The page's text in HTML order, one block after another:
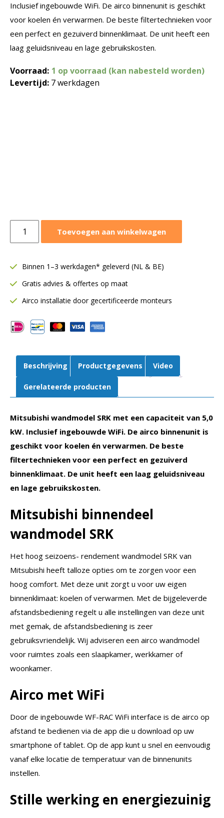
Inclusief ingebouwde WiFi. De airco binnenunit is geschikt
voor koelen én verwarmen. De beste filtertechnieken voor
een perfect en gezuiverd binnenklimaat. De unit heeft een
laag geluidsniveau en lage gebruikskosten.
Voorraad: 1 op voorraad (kan nabesteld worden)
Levertijd: 7 werkdagen
wandmodel
5,0
|
WiFi
Binnendeel
|
WF
aantal
Toevoegen aan winkelwagen
Binnen 1–3 werkdagen* geleverd (NL & BE)
Gratis advies & offertes op maat
Airco installatie door gecertificeerde monteurs
Beschrijving Productgegevens Video
Gerelateerde producten
Mitsubishi wandmodel SRK met een capaciteit van 5,0
kW. Inclusief ingebouwde WiFi. De airco binnenunit is
geschikt voor koelen én verwarmen. De beste
filtertechnieken voor een perfect en gezuiverd
binnenklimaat. De unit heeft een laag geluidsniveau
en lage gebruikskosten.
Mitsubishi binnendeel
wandmodel SRK
Het hoog seizoens- rendement wandmodel SRK van
Mitsubishi heeft talloze opties om te zorgen voor een
hoog comfort. Met deze unit zorgt u voor uw eigen
binnenklimaat: koelen of verwarmen. Met de bijgeleverde
afstandsbediening regelt u alle instellingen van deze unit
met gemak, de afstandsbediening is zeer
gebruiksvriendelijk. Wij adviseren een airco wandmodel
voor ruimtes zoals een slaapkamer, werkkamer of
woonkamer.
Airco met WiFi
Door de ingebouwde WF-RAC WiFi interface is de airco op
afstand te bedienen via de app die u download op uw
smartphone of tablet. Op de app kunt u snel en eenvoudig
vanaf elke locatie de temperatuur van de binnenunits
instellen.
Stille werking en energiezuinig